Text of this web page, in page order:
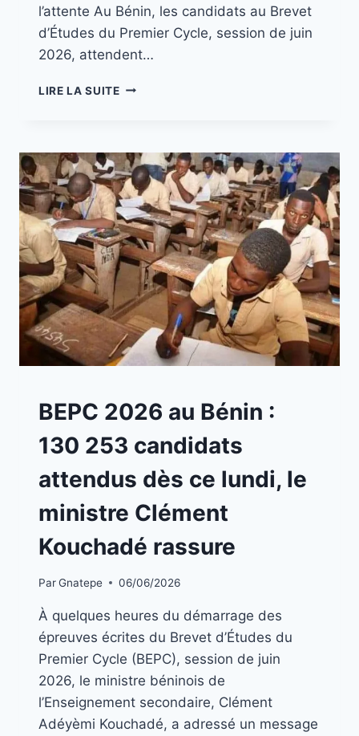
l’attente Au Bénin, les candidats au Brevet
d’Études du Premier Cycle, session de juin
2026, attendent…
LIRE LA SUITE
BLOG
BEPC 2026 au Bénin :
130 253 candidats
attendus dès ce lundi, le
ministre Clément
Kouchadé rassure
ParGnatepe 06/06/2026
À quelques heures du démarrage des
épreuves écrites du Brevet d’Études du
Premier Cycle (BEPC), session de juin
2026, le ministre béninois de
l’Enseignement secondaire, Clément
Adéyèmi Kouchadé, a adressé un message